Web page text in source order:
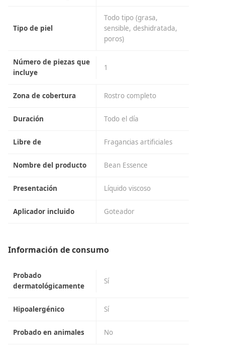
Tipo de piel
Todo tipo (grasa,
sensible, deshidratada,
poros)
Número de piezas que
incluye
1
Zona de cobertura Rostro completo
Duración Todo el día
Libre de Fragancias artificiales
Nombre del producto Bean Essence
Presentación Líquido viscoso
Aplicador incluido Goteador
Información de consumo
Probado
dermatológicamente
Sí
Hipoalergénico Sí
Probado en animales No